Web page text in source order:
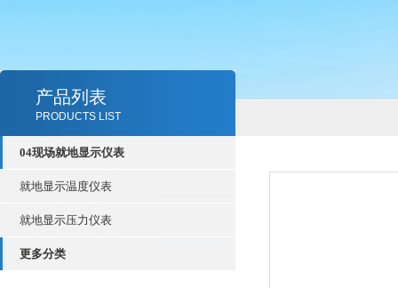
产品列表
PRODUCTS LIST
04现场就地显示仪表
就地显示温度仪表
就地显示压力仪表
更多分类